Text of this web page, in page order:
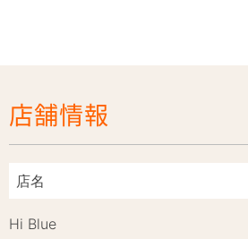
店舗情報
店名
Hi Blue